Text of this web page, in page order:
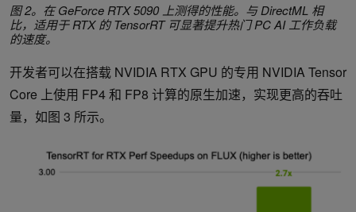
图 2。在 GeForce RTX 5090 上测得的性能。与 DirectML 相
比，适用于 RTX 的 TensorRT 可显著提升热门 PC AI 工作负载
的速度。
开发者可以在搭载 NVIDIA RTX GPU 的专用 NVIDIA Tensor
Core 上使用 FP4 和 FP8 计算的原生加速，实现更高的吞吐
量，如图 3 所示。